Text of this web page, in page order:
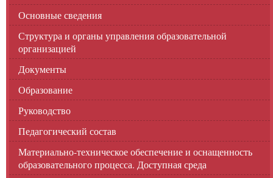
Основные сведения
Структура и органы управления образовательной
организацией
Документы
Образование
Руководство
Педагогический состав
Материально-техническое обеспечение и оснащенность
образовательного процесса. Доступная среда